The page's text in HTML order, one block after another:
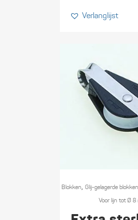
Verlanglijst
Blokken,Glij-gelagerde
Voor lijn tot Ø 8